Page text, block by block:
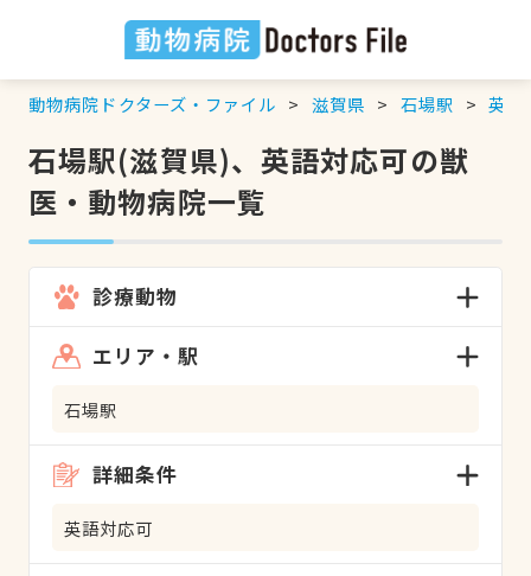
動物病院ドクターズ・ファイル 滋賀県 石場駅 英語
石場駅(滋賀県)、英語対応可の獣
医・動物病院一覧
診療動物
エリア・駅
石場駅
詳細条件
英語対応可